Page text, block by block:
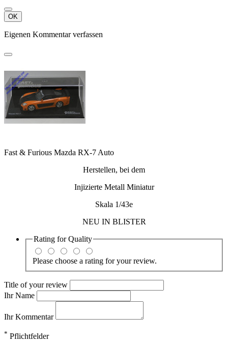
OK
Eigenen Kommentar verfassen
Fast & Furious Mazda RX-7 Auto
Herstellen, bei dem
Injizierte Metall Miniatur
Skala 1/43e
NEU IN BLISTER
Rating forQuality
Please choose a rating for your review.
Title of your review
Ihr Name
Ihr Kommentar
* Pflichtfelder